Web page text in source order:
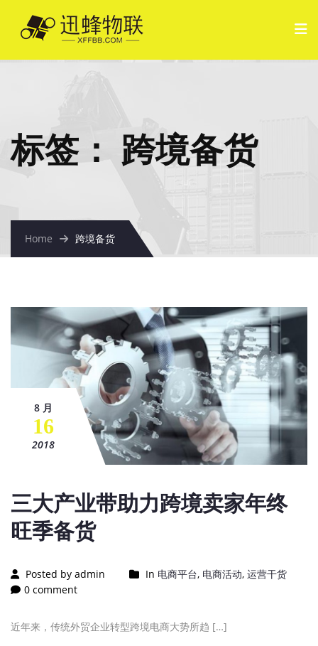
标签： 跨境备货
Home 跨境备货
8 月
16
2018
三大产业带助力跨境卖家年终
旺季备货
Posted by admin In 电商平台, 电商活动, 运营干货
0 comment
近年来，传统外贸企业转型跨境电商大势所趋 […]